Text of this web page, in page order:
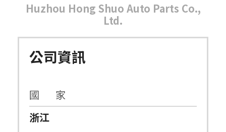
Huzhou Hong Shuo Auto Parts Co.,
Ltd.
公司資訊
國 家
浙江